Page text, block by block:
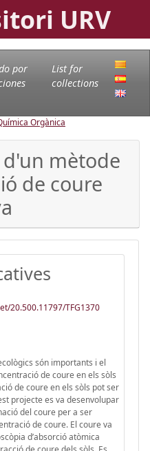
URV
por
List for
collections
Orgànica
mètode
de coure
20.500.11797/TFG1370
són importants i el
de coure en els sòls
de coure en els sòls pot ser
projecte es va desenvolupar
del coure per a ser
de coure. El coure va
d’absorció atòmica